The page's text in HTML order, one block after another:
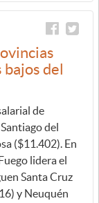
bajos del
de
del
($11.402). En
lidera el
Santa Cruz
y Neuquén